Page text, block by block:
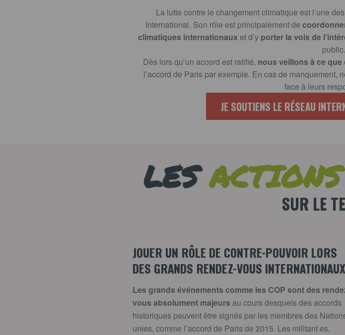
La lutte contre le changement climatique est l’une
International. Son rôle est principalement de
climatiques internationaux et d’y porter la voix de
public.
Dès lors qu’un accord est ratifié, nous veillons à ce
l’accord de Paris par exemple. En cas de
face à leurs
JE SOUTIENS LE RÉSEAU
LESACTIONS
SUR LE
JOUER UN RÔLE DE CONTRE-POUVOIR LORS
DES GRANDS RENDEZ-VOUS INTERNATIONAUX
Les grands événements comme les COP sont des
vous absolument majeurs au cours desquels des accords
historiques peuvent être signés par les membres des
unies, comme l’accord de Paris de 2015. Les militant·es,